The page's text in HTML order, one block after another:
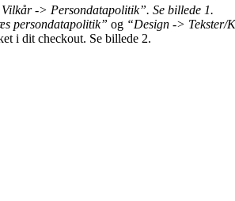
-> Persondatapolitik”. Se billede 1.
persondatapolitik” og “Design -> Tekster/
i dit checkout. Se billede 2.